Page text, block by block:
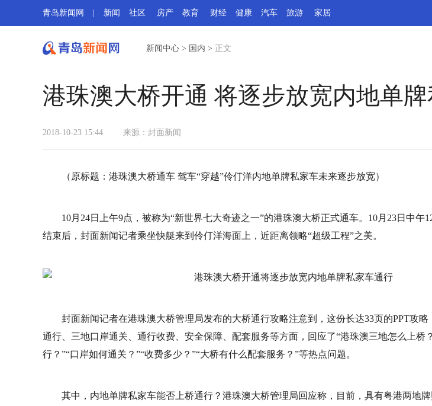
青岛新闻网 新闻 社区 房产 教育 财经 健康 汽车 旅游 家居
新闻中心 > 国内 > 正文
港珠澳大桥开通 将逐步放宽内地单
2018-10-23 15:44 来源：封面新闻
（原标题：港珠澳大桥通车 驾车“穿越”伶仃洋内地单牌私家车未来逐步放宽）
10月24日上午9点，被称为“新世界七大奇迹之一”的港珠澳大桥正式通车。10月23日中午
结束后，封面新闻记者乘坐快艇来到伶仃洋海面上，近距离领略“超级工程”之美。
封面新闻记者在港珠澳大桥管理局发布的大桥通行攻略注意到，这份长达33页的PPT攻
通行、三地口岸通关、通行收费、安全保障、配套服务等方面，回应了“港珠澳三地怎么上桥
行？”“口岸如何通关？”“收费多少？”“大桥有什么配套服务？”等热点问题。
其中，内地单牌私家车能否上桥通行？港珠澳大桥管理局回应称，目前，具有粤港两地